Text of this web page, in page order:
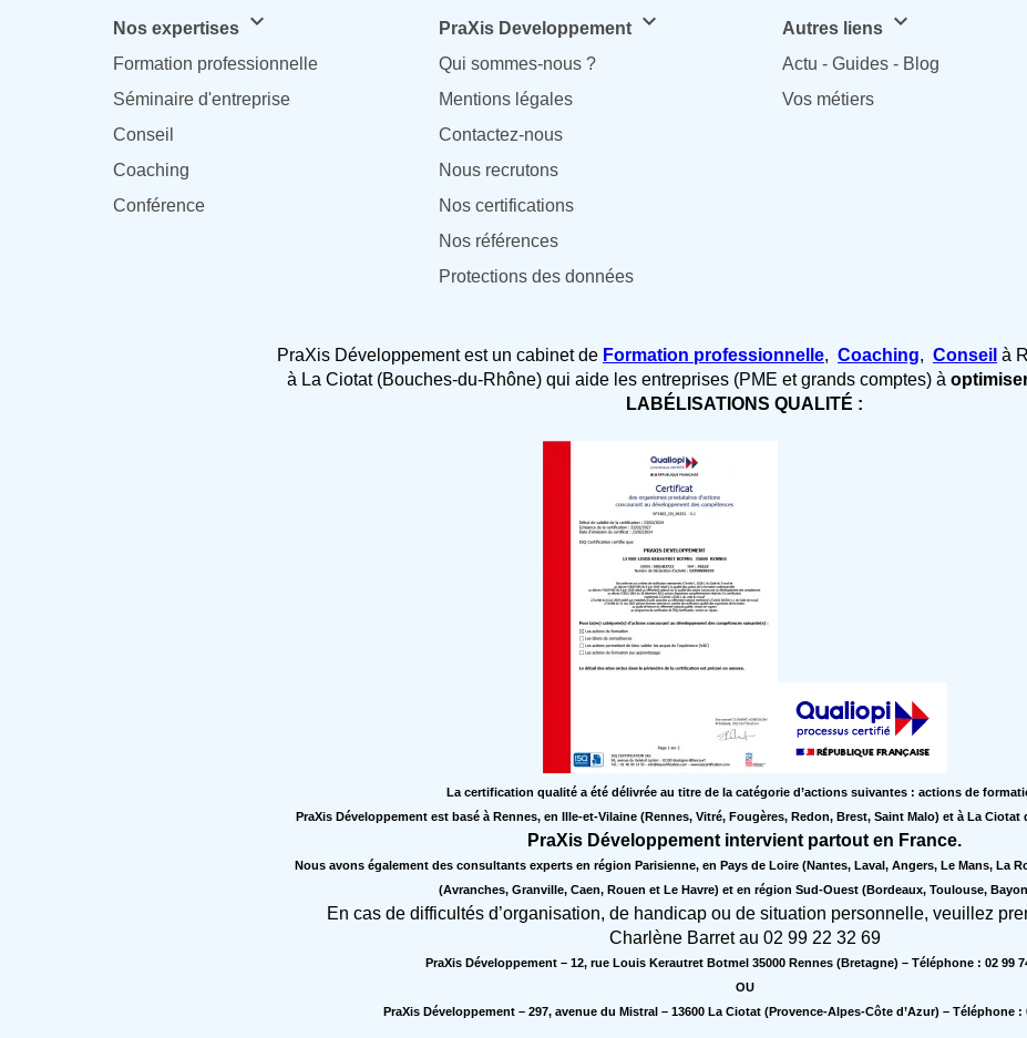
Nos expertises keyboard_arrow_down
Formation professionnelle
Séminaire d'entreprise
Conseil
Coaching
Conférence
PraXis Developpement keyboard_arrow_down
Qui sommes-nous ?
Mentions légales
Contactez-nous
Nous recrutons
Nos certifications
Nos références
Protections des données
Autres liens keyboard_arrow_down
Actu - Guides - Blog
Vos métiers
PraXis Développement est un cabinet de Formation professionnelle, Coaching, Conseil à
à La Ciotat (Bouches-du-Rhône) qui aide les entreprises (PME et grands comptes) à
LABÉLISATIONS QUALITÉ :
La certification qualité a été délivrée au titre de la catégorie d’actions suivantes : actions de
PraXis Développement est basé à Rennes, en Ille-et-Vilaine (Rennes, Vitré, Fougères, Redon, Brest, Saint Malo) et à La
PraXis Développement intervient partout en France.
Nous avons également des consultants experts en région Parisienne, en Pays de Loire (Nantes, Laval, Angers, Le Mans, La
(Avranches, Granville, Caen, Rouen et Le Havre) et en région Sud-Ouest (Bordeaux, Toulouse,
En cas de difficultés d’organisation, de handicap ou de situation personnelle, veuillez
Charlène Barret au 02 99 22 32 69
PraXis Développement – 12, rue Louis Kerautret Botmel 35000 Rennes (Bretagne) – Téléphone : 02 99
OU
PraXis Développement – 297, avenue du Mistral – 13600 La Ciotat (Provence-Alpes-Côte d’Azur) – Téléphone :